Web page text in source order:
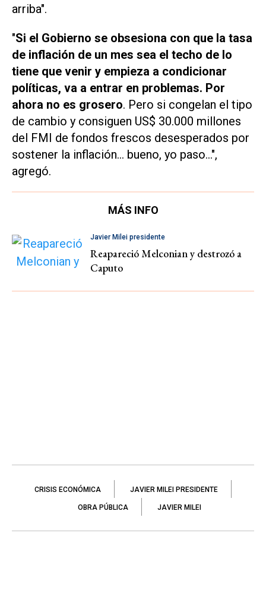
arriba".
"Si el Gobierno se obsesiona con que la tasa
de inflación de un mes sea el techo de lo
tiene que venir y empieza a condicionar
políticas, va a entrar en problemas. Por
ahora no es grosero. Pero si congelan el tipo
de cambio y consiguen US$ 30.000 millones
del FMI de fondos frescos desesperados por
sostener la inflación... bueno, yo paso...",
agregó.
MÁS INFO
Javier Milei presidente
Reapareció Melconian y destrozó a
Caputo
CRISIS ECONÓMICA JAVIER MILEI PRESIDENTE
OBRA PÚBLICA JAVIER MILEI